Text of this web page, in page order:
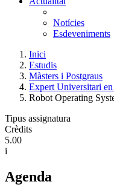
Notícies
Esdeveniments
Inici
Estudis
Màsters i Postgraus
Expert Universitari
Robot Operating
Tipus assignatura
Crèdits
5.00
i
Agenda